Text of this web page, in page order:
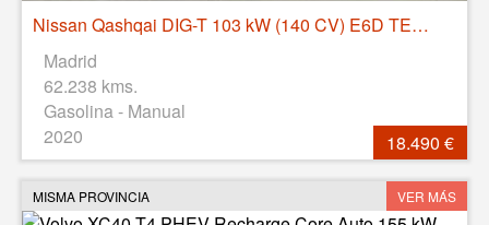
Nissan Qashqai DIG-T 103 kW (140 CV) E6D TEKNA+
Madrid
62.238 kms.
Gasolina - Manual
2020
18.490 €
MISMA PROVINCIA VER MÁS